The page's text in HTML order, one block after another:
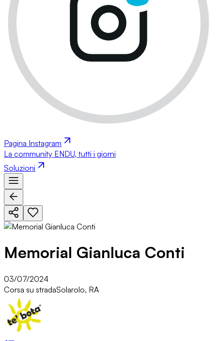
Pagina Instagram
La community ENDU, tutti i giorni
Soluzioni
Memorial Gianluca Conti
03/07/2024
Corsa su stradaSolarolo, RA